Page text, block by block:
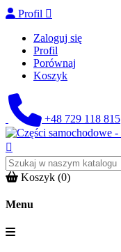
Profil 
Zaloguj się
Profil
Porównaj
Koszyk
+48 729 118 815

Koszyk (0)
Menu